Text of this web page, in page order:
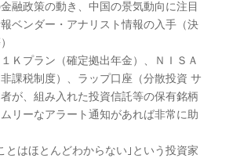
融政策の動き、中国の景気動向に注目
ベンダー・アナリスト情報の入手（決
Ｋプラン（確定拠出年金）、ＮＩＳＡ
課税制度）、ラップ口座（分散投資 サ
が、組み入れた投資信託等の保有銘柄
リーなアラート通知があれば非常に助
はほとんどわからない｣という投資家